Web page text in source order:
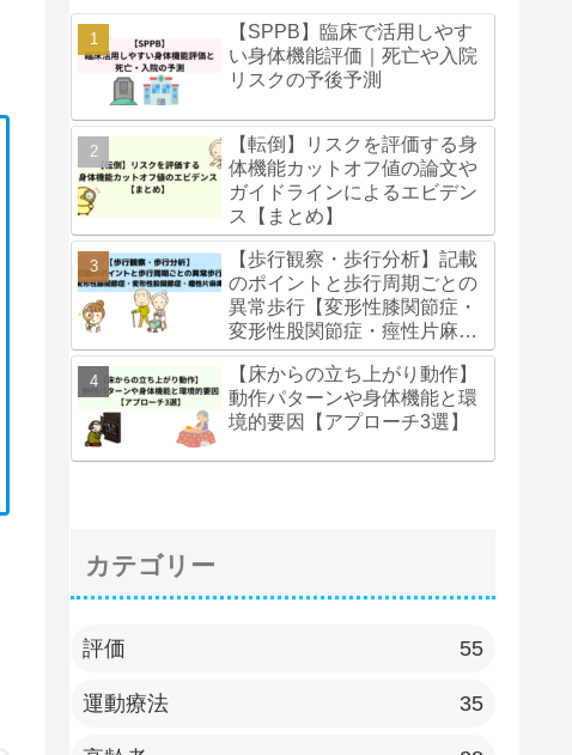
【SPPB】臨床で活用しやす
い身体機能評価｜死亡や入院
リスクの予後予測
【転倒】リスクを評価する身
体機能カットオフ値の論文や
ガイドラインによるエビデン
ス【まとめ】
【歩行観察・歩行分析】記載
のポイントと歩行周期ごとの
異常歩行【変形性膝関節症・
変形性股関節症・痙性片麻
痺】
【床からの立ち上がり動作】
動作パターンや身体機能と環
境的要因【アプローチ3選】
カテゴリー
評価 55
運動療法 35